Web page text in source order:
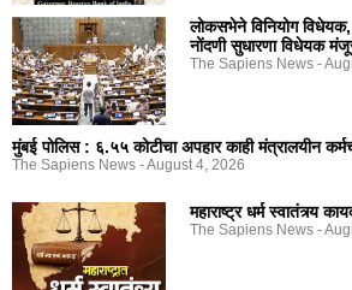
लोकसभेने विनियोग
नोंदणी सुधारणा विधेयक
The Sapiens News
मुंबई पोलिस : ६.५५ कोटीचा अपहार काही मंत्रालयीन
The Sapiens News August 4, 2026
महाराष्ट्र धर्म स्वातंत्र्य
The Sapiens News